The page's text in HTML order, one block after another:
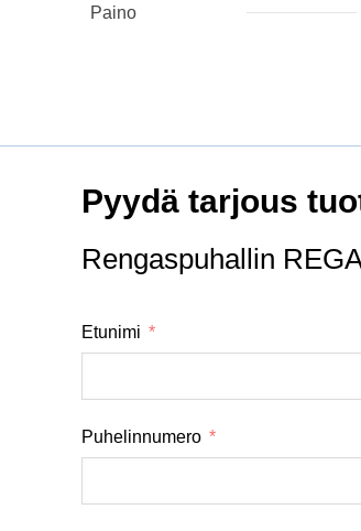
Paino
Pyydä tarjous
Rengaspuhallin
Etunimi
Puhelinnumero